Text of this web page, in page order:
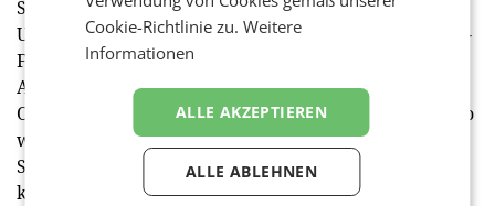
Shake-Me Ad kann Online Audio die Aktivierung der
User*innen fördern und sie gezielt in den Conversion-
Funnel leiten. Daraus bilden sich Retargeting-
Audiences, die wiederum mittels programmatischem
Online-Audio-Inventar angespielt werden. Das geht so
weit, dass in Deutschland bereits dynamische Audio-
Spots die User*innen personalisiert ansprechen
können. Aus meiner Sicht ist das keine dystopische
Cookie-Richtlinie zu.Weitere
Informationen
ALLE AKZEPTIEREN
ALLE ABLEHNEN